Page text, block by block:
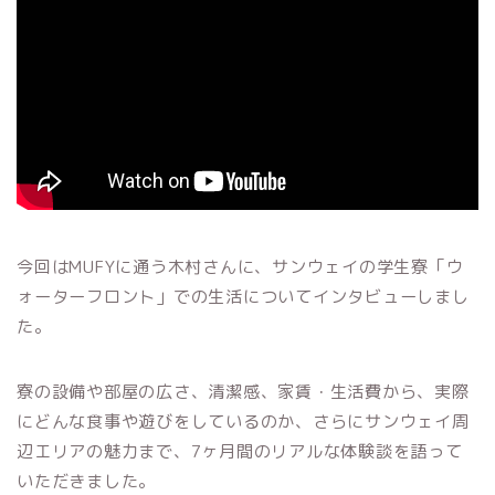
今回はMUFYに通う木村さんに、サンウェイの学生寮「ウ
ォーターフロント」での生活についてインタビューしまし
た。
寮の設備や部屋の広さ、清潔感、家賃・生活費から、実際
にどんな食事や遊びをしているのか、さらにサンウェイ周
辺エリアの魅力まで、7ヶ月間のリアルな体験談を語って
いただきました。